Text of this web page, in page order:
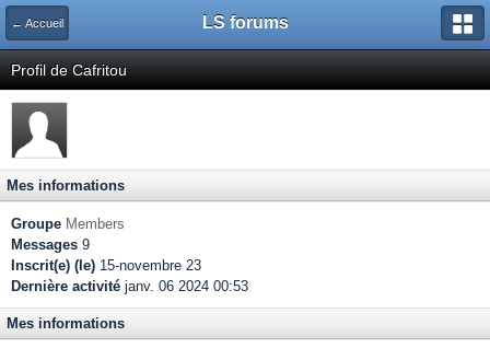
← Accueil LS forums
Profil de Cafritou
Mes informations
Groupe Members
Messages 9
Inscrit(e) (le) 15-novembre 23
Dernière activité janv. 06 2024 00:53
Mes informations